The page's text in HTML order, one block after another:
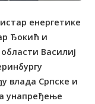
енергетике
Ђокић и
Василиј
влада Српске и
унапређење